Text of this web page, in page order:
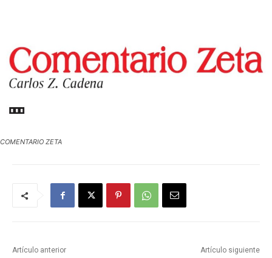
COMENTARIO ZETA
Artículo anterior Artículo siguiente